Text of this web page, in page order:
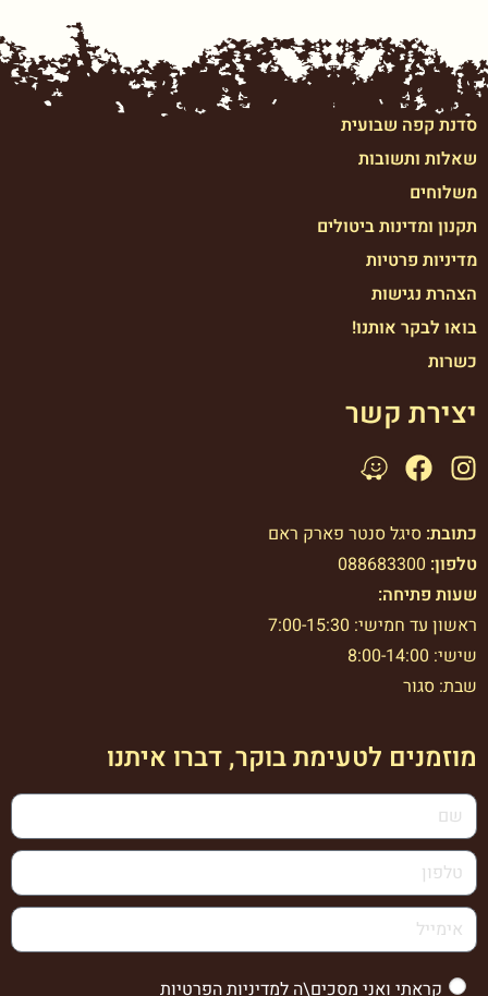
סדנת קפה שבועית
שאלות ותשובות
משלוחים
תקנון ומדינות ביטולים
מדיניות פרטיות
הצהרת נגישות
בואו לבקר אותנו!
כשרות
יצירת קשר
כתובת: סיגל סנטר פארק ראם
טלפון: 088683300
שעות פתיחה:
ראשון עד חמישי: 7:00-15:30
שישי: 8:00-14:00
שבת: סגור
מוזמנים לטעימת בוקר, דברו איתנו
קראתי ואני מסכים\ה למדיניות הפרטיות